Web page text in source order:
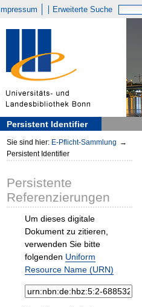
Impressum Erweiterte Suche
Persistent Identifier
Sie sind hier: E-Pflicht-Sammlung →
Persistent Identifier
Persistente
Referenzierungen
Um dieses digitale
Dokument zu zitieren,
verwenden Sie bitte
folgenden Uniform
Resource Name (URN)